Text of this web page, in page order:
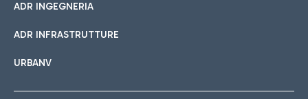
ADR INGEGNERIA
ADR INFRASTRUTTURE
URBANV